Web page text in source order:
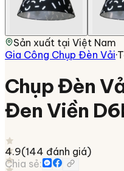
Sản xuất tại Việt Nam
Gia Công Chụp Đèn Vải·
Chụp Đèn
Đen Viền
4.9(144 đánh giá)
Chia sẻ: